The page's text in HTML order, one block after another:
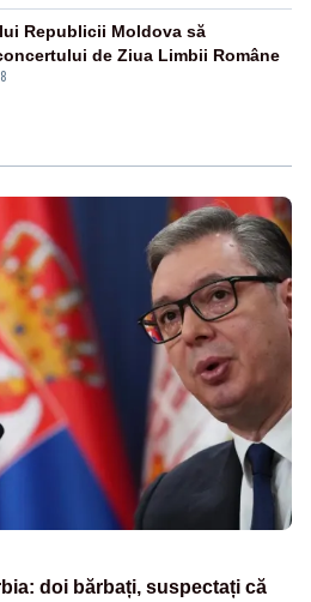
Republicii Moldova să
de Ziua Limbii Române
doi bărbați, suspectați că